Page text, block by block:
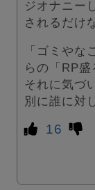
ジオナニー
されるだけ
「ゴミや
らの「RP
それに気づ
別に誰に対
16